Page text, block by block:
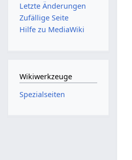
Letzte Änderungen
Zufällige Seite
Hilfe zu MediaWiki
Wikiwerkzeuge
Spezialseiten